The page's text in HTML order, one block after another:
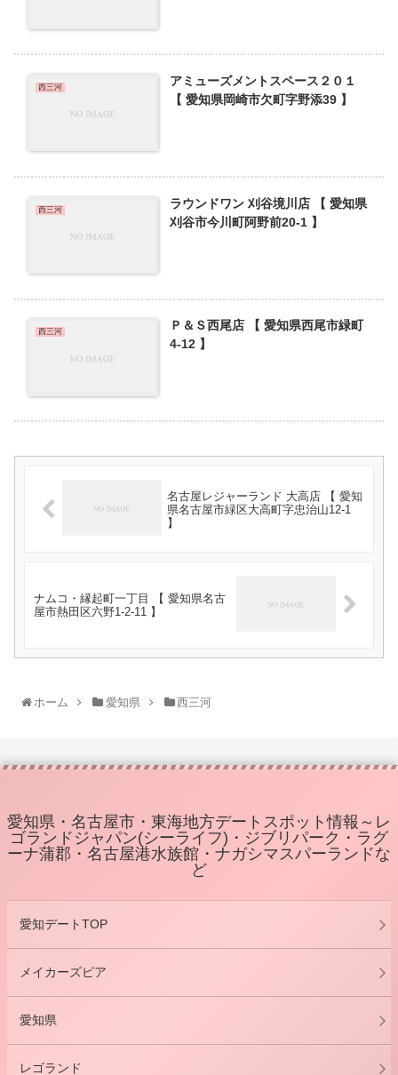
西三河
アミューズメントスペース２０１
【 愛知県岡崎市欠町字野添39 】
西三河
ラウンドワン 刈谷境川店 【 愛知県
刈谷市今川町阿野前20-1 】
西三河
Ｐ＆Ｓ西尾店 【 愛知県西尾市緑町
4-12 】
名古屋レジャーランド 大高店 【 愛知
県名古屋市緑区大高町字忠治山12-1
】
ナムコ・縁起町一丁目 【 愛知県名古
屋市熱田区六野1-2-11 】
ホーム 愛知県 西三河
愛知県・名古屋市・東海地方デートスポット情報～レ
ゴランドジャパン(シーライフ)・ジブリパーク・ラグ
ーナ蒲郡・名古屋港水族館・ナガシマスパーランドな
ど
愛知デートTOP
メイカーズピア
愛知県
レゴランド